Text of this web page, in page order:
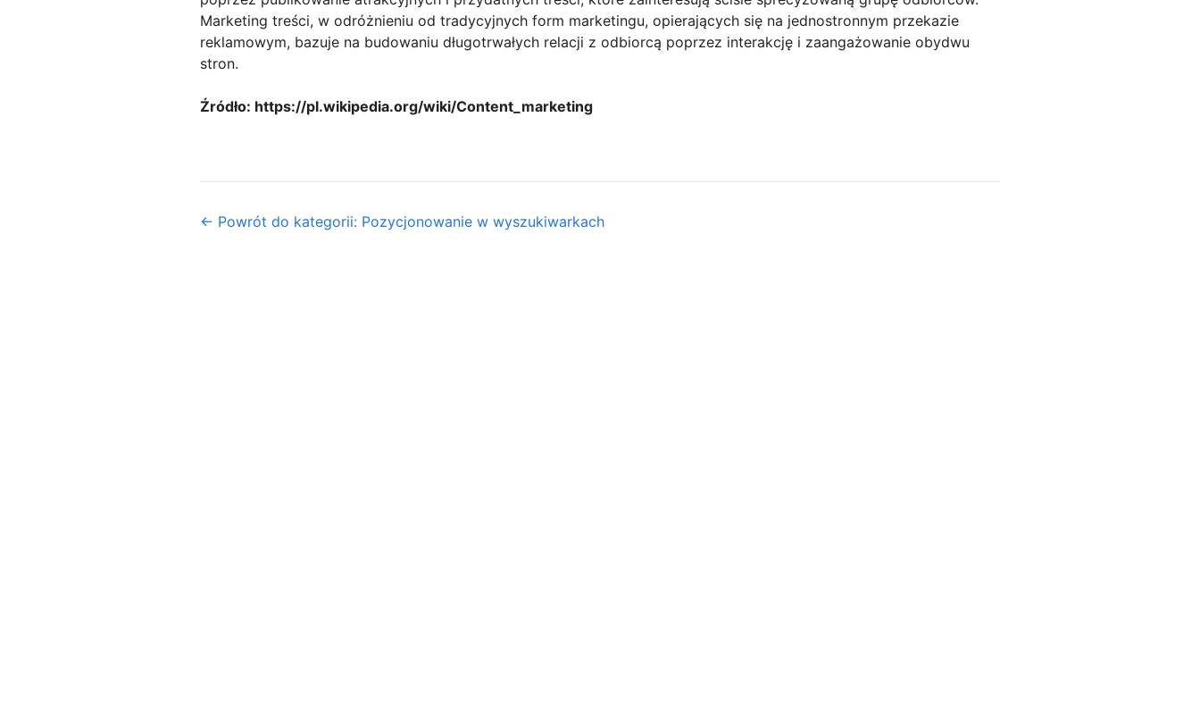
Marketing treści, w odróżnieniu od tradycyjnych form marketingu, opierających się na jednostronnym przekazie
reklamowym, bazuje na budowaniu długotrwałych relacji z odbiorcą poprzez interakcję i zaangażowanie obydwu
stron.
Źródło: https://pl.wikipedia.org/wiki/Content_marketing
← Powrót do kategorii: Pozycjonowanie w wyszukiwarkach